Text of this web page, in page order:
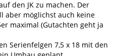
den JK zu machen. Der
aber möglichst auch keine
maximal (Gutachten geht ja
Serienfelgen 7,5 x 18 mit den